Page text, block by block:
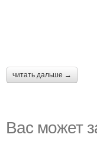
читать дальше →
Вас может